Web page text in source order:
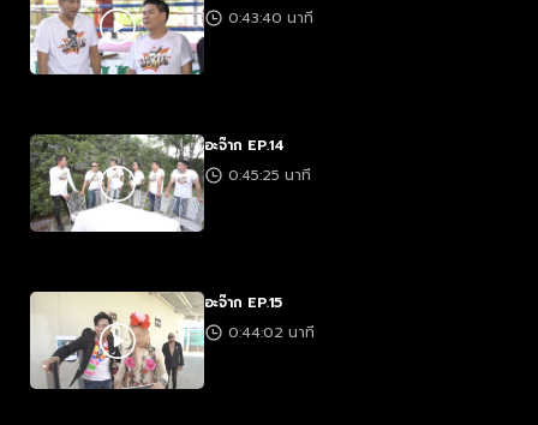
0:43:40 นาที
อะจ๊าก EP.14
0:45:25 นาที
อะจ๊าก EP.15
0:44:02 นาที